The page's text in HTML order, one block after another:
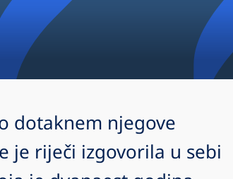
dotaknem njegove
je riječi izgovorila u sebi